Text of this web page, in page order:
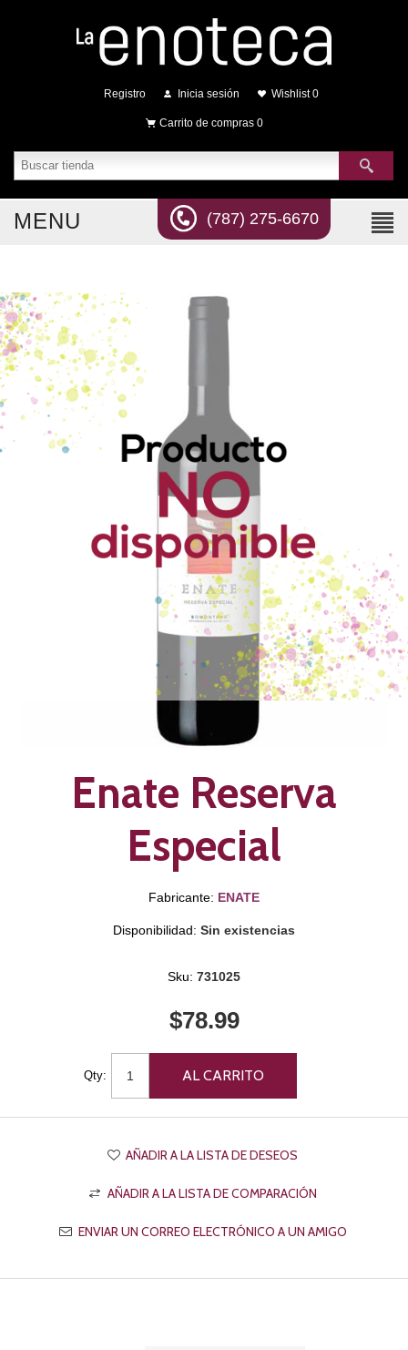
Registro Inicia sesión Wishlist 0
Carrito de compras 0
(787) 275-6670
MENU
Enate Reserva
Especial
Fabricante: ENATE
Disponibilidad: Sin existencias
Sku: 731025
$78.99
Qty: